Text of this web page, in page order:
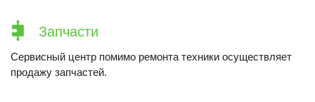
Запчасти
Сервисный центр помимо ремонта техники осуществляет
продажу запчастей.